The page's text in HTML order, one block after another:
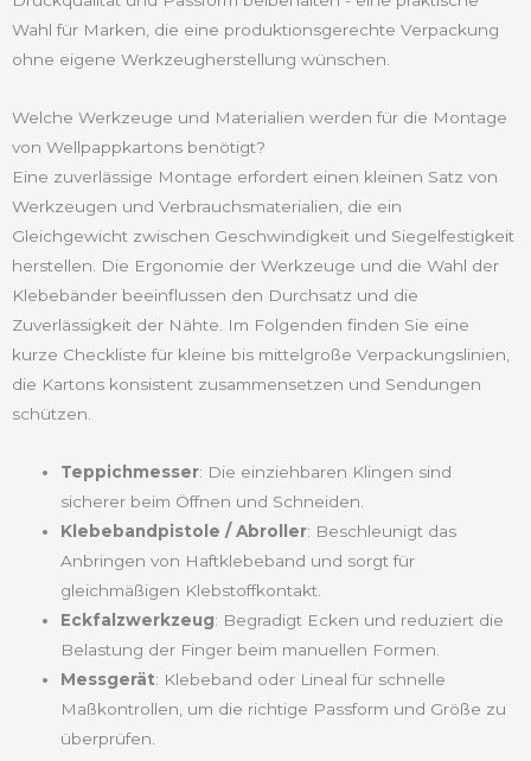
Wahl für Marken, die eine produktionsgerechte Verpackung
ohne eigene Werkzeugherstellung wünschen.
Welche Werkzeuge und Materialien werden für die Montage
von Wellpappkartons benötigt?
Eine zuverlässige Montage erfordert einen kleinen Satz von
Werkzeugen und Verbrauchsmaterialien, die ein
Gleichgewicht zwischen Geschwindigkeit und Siegelfestigkeit
herstellen. Die Ergonomie der Werkzeuge und die Wahl der
Klebebänder beeinflussen den Durchsatz und die
Zuverlässigkeit der Nähte. Im Folgenden finden Sie eine
kurze Checkliste für kleine bis mittelgroße Verpackungslinien,
die Kartons konsistent zusammensetzen und Sendungen
schützen.
Teppichmesser: Die einziehbaren Klingen sind
sicherer beim Öffnen und Schneiden.
Klebebandpistole / Abroller: Beschleunigt das
Anbringen von Haftklebeband und sorgt für
gleichmäßigen Klebstoffkontakt.
Eckfalzwerkzeug: Begradigt Ecken und reduziert die
Belastung der Finger beim manuellen Formen.
Messgerät: Klebeband oder Lineal für schnelle
Maßkontrollen, um die richtige Passform und Größe zu
überprüfen.